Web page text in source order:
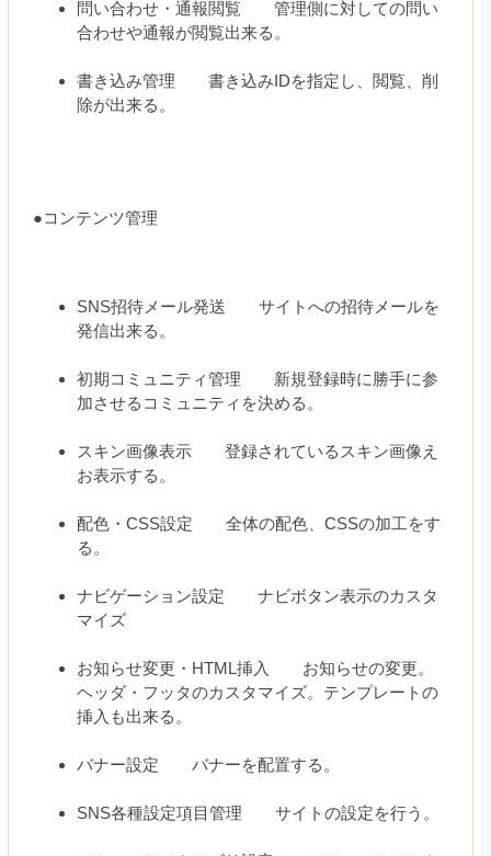
問い合わせ・通報閲覧 管理側に対しての問い
合わせや通報が閲覧出来る。
書き込み管理 書き込みIDを指定し、閲覧、削
除が出来る。
●コンテンツ管理
SNS招待メール発送 サイトへの招待メールを
発信出来る。
初期コミュニティ管理 新規登録時に勝手に参
加させるコミュニティを決める。
スキン画像表示 登録されているスキン画像え
お表示する。
配色・CSS設定 全体の配色、CSSの加工をす
る。
ナビゲーション設定 ナビボタン表示のカスタ
マイズ
お知らせ変更・HTML挿入 お知らせの変更。
ヘッダ・フッタのカスタマイズ。テンプレートの
挿入も出来る。
バナー設定 バナーを配置する。
SNS各種設定項目管理 サイトの設定を行う。